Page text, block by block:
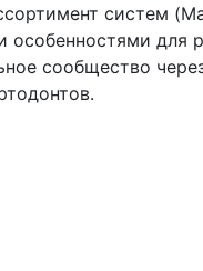
систем
особенностями для
сообщество